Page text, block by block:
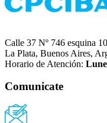
Calle 37 Nº 746 esquina
La Plata, Buenos Aires,
Horario de Atención:
Comunicate